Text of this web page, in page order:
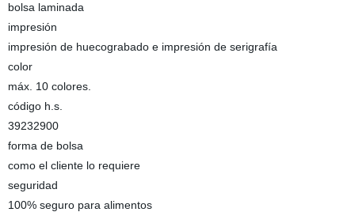
bolsa laminada
impresión
impresión de huecograbado e impresión de serigrafía
color
máx. 10 colores.
código h.s.
39232900
forma de bolsa
como el cliente lo requiere
seguridad
100% seguro para alimentos